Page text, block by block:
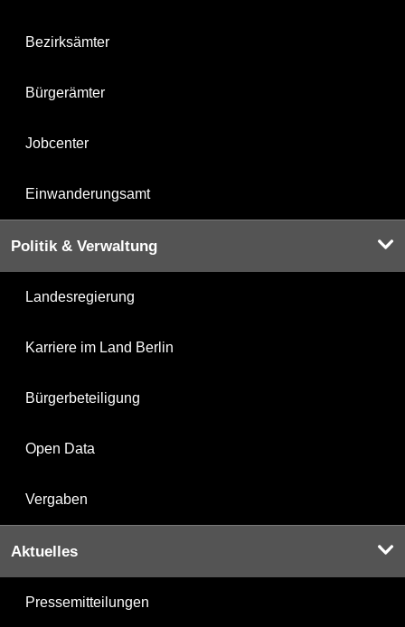
Bezirksämter
Bürgerämter
Jobcenter
Einwanderungsamt
Politik & Verwaltung
Landesregierung
Karriere im Land Berlin
Bürgerbeteiligung
Open Data
Vergaben
Aktuelles
Pressemitteilungen